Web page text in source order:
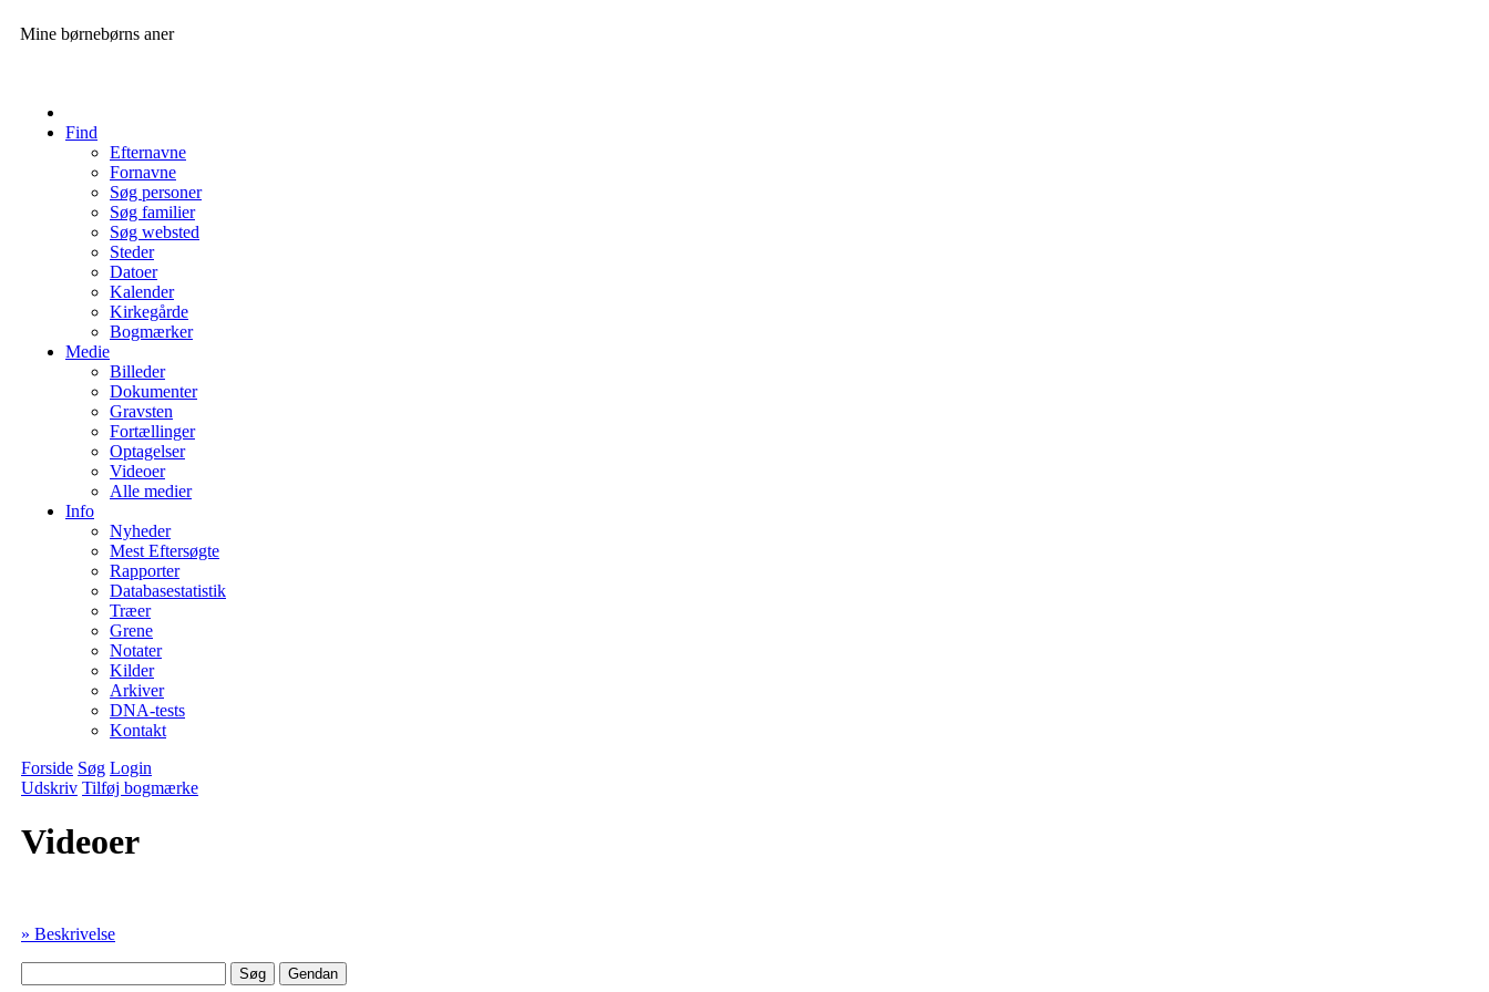
Mine børnebørns aner
Find
Efternavne
Fornavne
Søg personer
Søg familier
Søg websted
Steder
Datoer
Kalender
Kirkegårde
Bogmærker
Medie
Billeder
Dokumenter
Gravsten
Fortællinger
Optagelser
Videoer
Alle medier
Info
Nyheder
Mest Eftersøgte
Rapporter
Databasestatistik
Træer
Grene
Notater
Kilder
Arkiver
DNA-tests
Kontakt
Forside Søg Login
Udskriv Tilføj bogmærke
Videoer
» Beskrivelse